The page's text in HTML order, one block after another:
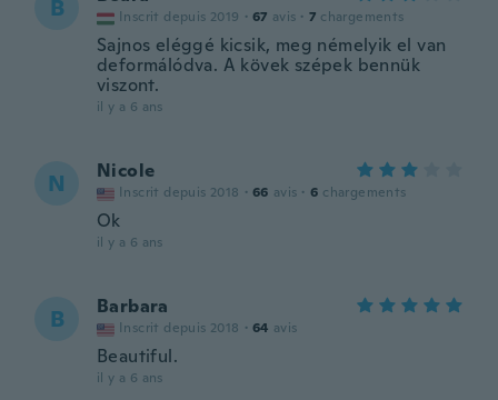
B Inscrit depuis 2019 · 67 avis · 7 chargements
Sajnos eléggé kicsik, meg némelyik el van
deformálódva. A kövek szépek bennük
viszont.
il y a 6 ans
N Nicole
Inscrit depuis 2018 · 66 avis · 6 chargements
Ok
il y a 6 ans
B Barbara
Inscrit depuis 2018 · 64 avis
Beautiful.
il y a 6 ans